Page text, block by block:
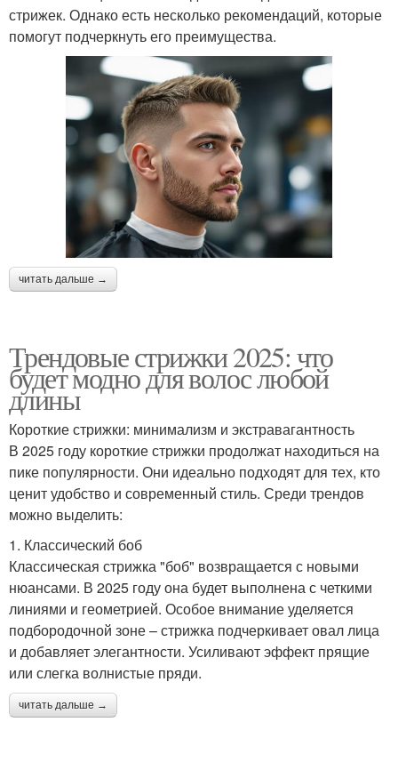
стрижек. Однако есть несколько рекомендаций, которые
помогут подчеркнуть его преимущества.
читать дальше →
Трендовые стрижки 2025: что
будет модно для волос любой
длины
Короткие стрижки: минимализм и экстравагантность
В 2025 году короткие стрижки продолжат находиться на
пике популярности. Они идеально подходят для тех, кто
ценит удобство и современный стиль. Среди трендов
можно выделить:
1. Классический боб
Классическая стрижка "боб" возвращается с новыми
нюансами. В 2025 году она будет выполнена с четкими
линиями и геометрией. Особое внимание уделяется
подбородочной зоне – стрижка подчеркивает овал лица
и добавляет элегантности. Усиливают эффект прящие
или слегка волнистые пряди.
читать дальше →